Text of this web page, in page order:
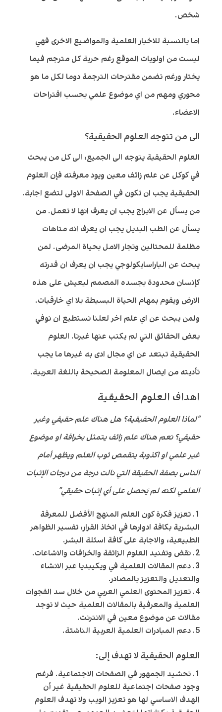
شخص.
اما بالنسبة للاخبار العلمية والمواضيع الاخرى فهي
ليست من اولويات الموقع رغم حرية كل مترجم فيما
يختار ورغم تضمن مقترحات الترجمة دوما لكل ما هو
محوري ومهم من اي موضوع علمي بحسب اقتراحات
الاعضاء.
الى من تتوجه العلوم الحقيقية؟
العلوم الحقيقية يتوجه الى الجميع، الى كل من يبحث
في كوكل عن علم زائف معين ويود معرفته فإن العلوم
الحقيقية يجب ان تكون في الصفحة الاولى لتضع اجابة.
من يسأل عن الابراج يجب ان يعرف انها لا تعمل. من
يسأل عن الطب البديل يجب ان يعرف انه متاهات
مظلمة للمحتالين وتجار الامل بحياة المرضى. لمن
يبحث عن الباراسايكولوجي يجب ان يعرف ان قدرته
كإنسان محدودة بجسده المصمم ليعيش على هذه
الارض ويقوم بمهام الحياة البسيطة بلا اي خارقيات.
ولمن يبحث عن اي علم اخر لعلنا نستطيع ان نوفي
بعض الحقائق التي لم يكتب عنها غيرنا. العلوم
الحقيقية تبتعد عن اي مجال ادى به غيرها ما يجب
تأديته من ايصال المعلومة الصحيحة باللغة العربية.
اهداف العلوم الحقيقية
“لماذا العلوم الحقيقية؟ هل هناك علم حقيقي وغير
حقيقي؟ نعم هناك علم زائف يتمثل بخرافة او موضوع
غير علمي او اكذوبة يتقمص ثوب العلم ويظهر أمام
الناس بصفة الحقيقة التي نالت درجة من درجات الإثبات
العلمي لكنه لم يَحصل على أي إثبات حقيقي”
تعزيز فكرة كون العلم المنهج الأفضل للمعرفة
البشرية بكافة ادوارها في اتخاذ القرار، تفسير الظواهر
الطبيعية، والاجابة على كافة اسئلة البشر.
نقض وتفنيد العلوم الزائفة والخرافات والاشاعات.
دعم المقالات العلمية في ويكيبديا عبر الانشاء
والتعديل والتعزيز بالمصادر.
تعزيز المحتوى العلمي العربي من خلال سد الفجوات
العلمية والمعرفية بالمقالات العلمية حيث لا توجد
مقالات عن موضوع معين في الانترنت.
دعم المبادرات العلمية العربية الناشئة.
العلوم الحقيقية لا تهدف إلى:
تحشيد الجمهور في الصفحات الاجتماعية. فرغم
وجود صفحات اجتماعية للعلوم الحقيقية غير أن
الهدف الاساسي لها هو تعزيز الويب ولا تهدف العلوم